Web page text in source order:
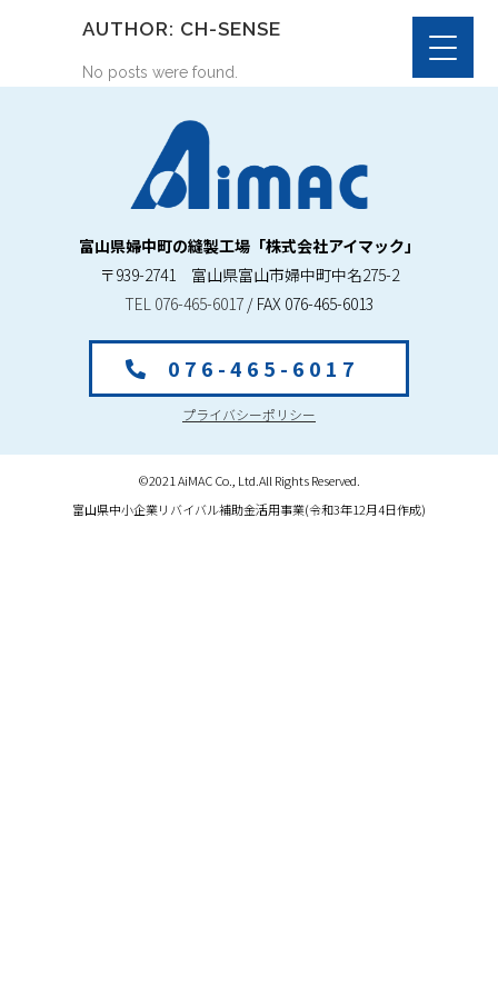
AUTHOR: CH-SENSE
No posts were found.
富山県婦中町の縫製工場「株式会社アイマック」
〒939-2741 富山県富山市婦中町中名275-2
TEL 076-465-6017 / FAX 076-465-6013
0 7 6 - 4 6 5 - 6 0 1 7
プライバシーポリシー
©2021 AiMAC Co., Ltd.All Rights Reserved.
富山県中小企業リバイバル補助金活用事業(令和3年12月4日作成)